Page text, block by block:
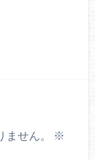
せん。
※